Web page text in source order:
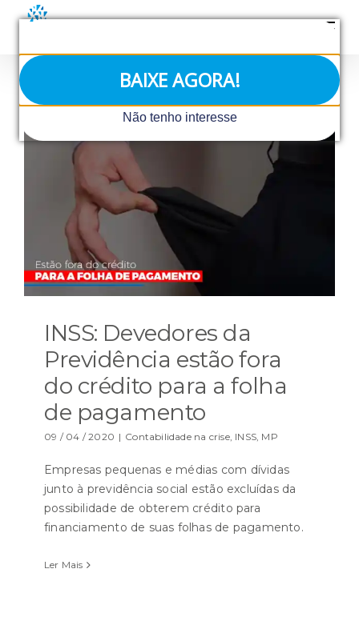
BAIXE AGORA!
Não tenho interesse
conteúdo
INSS: Devedores da
Previdência estão fora
do crédito para a folha
de pagamento
09 / 04 / 2020 | Contabilidade na crise, INSS, MP
Empresas pequenas e médias com dívidas
junto à previdência social estão excluídas da
possibilidade de obterem crédito para
financiamento de suas folhas de pagamento.
Ler Mais